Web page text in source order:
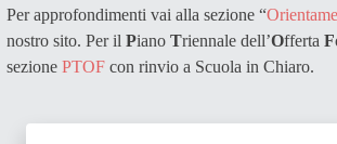
Per approfondimenti vai alla sezione “
nostro sito. Per il Piano Triennale dell’Offerta F
sezione PTOF con rinvio a Scuola in Chiaro.